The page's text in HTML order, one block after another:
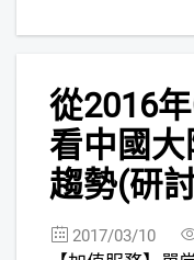
從2016
看中國
趨勢(研
2017/03/10